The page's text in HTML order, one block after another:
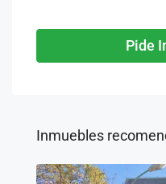
Pide
Inmuebles